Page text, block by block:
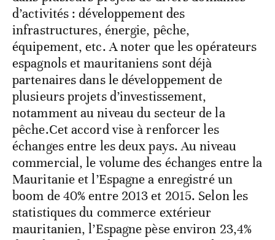
d’activités : développement des
infrastructures, énergie, pêche,
équipement, etc. A noter que les opérateurs
espagnols et mauritaniens sont déjà
partenaires dans le développement de
plusieurs projets d’investissement,
notamment au niveau du secteur de la
pêche.Cet accord vise à renforcer les
échanges entre les deux pays. Au niveau
commercial, le volume des échanges entre la
Mauritanie et l’Espagne a enregistré un
boom de 40% entre 2013 et 2015. Selon les
statistiques du commerce extérieur
mauritanien, l’Espagne pèse environ 23,4%